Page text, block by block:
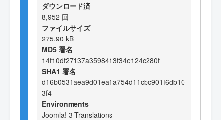
ダウンロード済
8,952 回
ファイルサイズ
275.90 kB
MD5 署名
14f10df27137a3598413f34e124c280f
SHA1 署名
d16b0531aea9d01ea1a754d11cbc901f6db10
3f4
Environments
Joomla! 3 Translations